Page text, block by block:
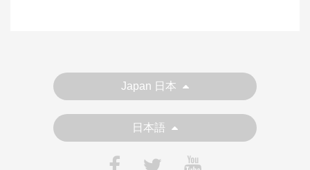
Japan 日本
日本語